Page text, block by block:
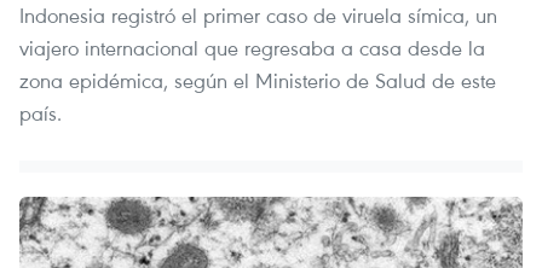
Indonesia registró el primer caso de viruela símica, un
viajero internacional que regresaba a casa desde la
zona epidémica, según el Ministerio de Salud de este
país.